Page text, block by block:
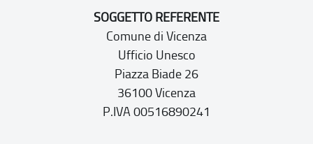
SOGGETTO REFERENTE
Comune di Vicenza
Ufficio Unesco
Piazza Biade 26
36100 Vicenza
P.IVA 00516890241